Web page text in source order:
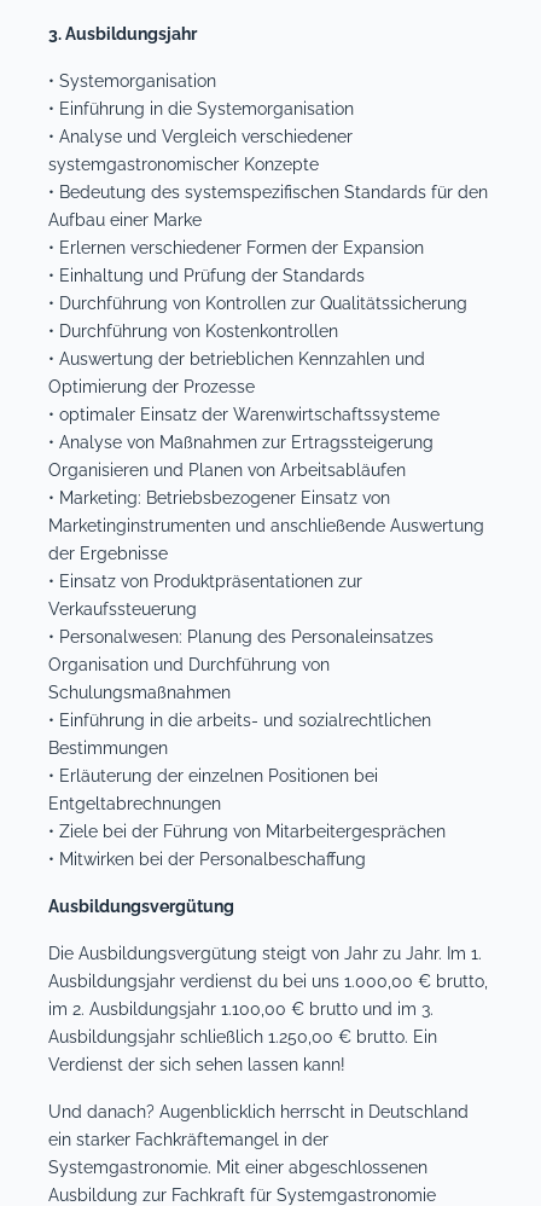
3. Ausbildungsjahr
• Systemorganisation
• Einführung in die Systemorganisation
• Analyse und Vergleich verschiedener
systemgastronomischer Konzepte
• Bedeutung des systemspezifischen Standards für den
Aufbau einer Marke
• Erlernen verschiedener Formen der Expansion
• Einhaltung und Prüfung der Standards
• Durchführung von Kontrollen zur Qualitätssicherung
• Durchführung von Kostenkontrollen
• Auswertung der betrieblichen Kennzahlen und
Optimierung der Prozesse
• optimaler Einsatz der Warenwirtschaftssysteme
• Analyse von Maßnahmen zur Ertragssteigerung
Organisieren und Planen von Arbeitsabläufen
• Marketing: Betriebsbezogener Einsatz von
Marketinginstrumenten und anschließende Auswertung
der Ergebnisse
• Einsatz von Produktpräsentationen zur
Verkaufssteuerung
• Personalwesen: Planung des Personaleinsatzes
Organisation und Durchführung von
Schulungsmaßnahmen
• Einführung in die arbeits- und sozialrechtlichen
Bestimmungen
• Erläuterung der einzelnen Positionen bei
Entgeltabrechnungen
• Ziele bei der Führung von Mitarbeitergesprächen
• Mitwirken bei der Personalbeschaffung
Ausbildungsvergütung
Die Ausbildungsvergütung steigt von Jahr zu Jahr. Im 1.
Ausbildungsjahr verdienst du bei uns 1.000,00 € brutto,
im 2. Ausbildungsjahr 1.100,00 € brutto und im 3.
Ausbildungsjahr schließlich 1.250,00 € brutto. Ein
Verdienst der sich sehen lassen kann!
Und danach? Augenblicklich herrscht in Deutschland
ein starker Fachkräftemangel in der
Systemgastronomie. Mit einer abgeschlossenen
Ausbildung zur Fachkraft für Systemgastronomie